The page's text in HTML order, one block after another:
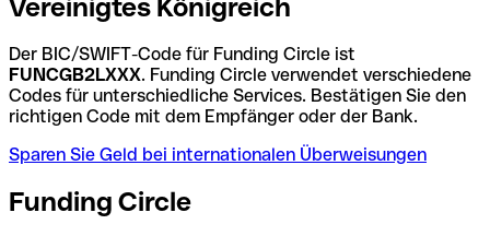
Vereinigtes Königreich
Der BIC/SWIFT-Code für Funding Circle ist
FUNCGB2LXXX. Funding Circle verwendet verschiedene
Codes für unterschiedliche Services. Bestätigen Sie den
richtigen Code mit dem Empfänger oder der Bank.
Sparen Sie Geld bei internationalen Überweisungen
Funding Circle